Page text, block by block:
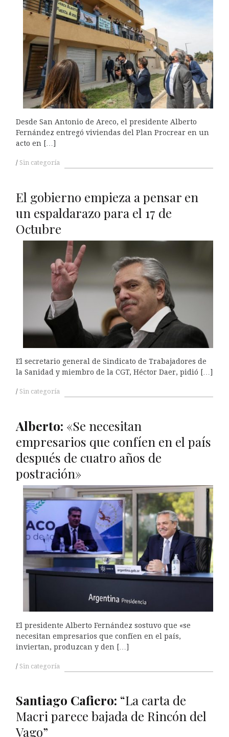
Desde San Antonio de Areco, el presidente Alberto
Fernández entregó viviendas del Plan Procrear en un
acto en […]
Sin categoría
El gobierno empieza a pensar en
un espaldarazo para el 17 de
Octubre
El secretario general de Sindicato de Trabajadores de
la Sanidad y miembro de la CGT, Héctor Daer, pidió […]
Sin categoría
Alberto: «Se necesitan
empresarios que confíen en el país
después de cuatro años de
postración»
El presidente Alberto Fernández sostuvo que «se
necesitan empresarios que confíen en el país,
inviertan, produzcan y den […]
Sin categoría
Santiago Cafiero: “La carta de
Macri parece bajada de Rincón del
Vago”